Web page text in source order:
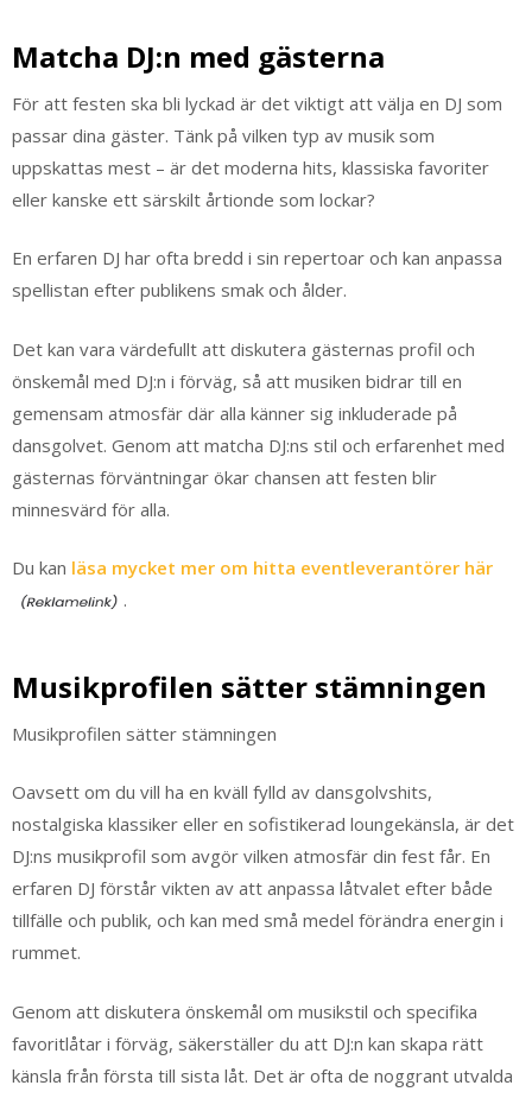
Matcha DJ:n med gästerna
För att festen ska bli lyckad är det viktigt att välja en DJ som
passar dina gäster. Tänk på vilken typ av musik som
uppskattas mest – är det moderna hits, klassiska favoriter
eller kanske ett särskilt årtionde som lockar?
En erfaren DJ har ofta bredd i sin repertoar och kan anpassa
spellistan efter publikens smak och ålder.
Det kan vara värdefullt att diskutera gästernas profil och
önskemål med DJ:n i förväg, så att musiken bidrar till en
gemensam atmosfär där alla känner sig inkluderade på
dansgolvet. Genom att matcha DJ:ns stil och erfarenhet med
gästernas förväntningar ökar chansen att festen blir
minnesvärd för alla.
Du kan läsa mycket mer om hitta eventleverantörer här
.
Musikprofilen sätter stämningen
Musikprofilen sätter stämningen
Oavsett om du vill ha en kväll fylld av dansgolvshits,
nostalgiska klassiker eller en sofistikerad loungekänsla, är det
DJ:ns musikprofil som avgör vilken atmosfär din fest får. En
erfaren DJ förstår vikten av att anpassa låtvalet efter både
tillfälle och publik, och kan med små medel förändra energin i
rummet.
Genom att diskutera önskemål om musikstil och specifika
favoritlåtar i förväg, säkerställer du att DJ:n kan skapa rätt
känsla från första till sista låt. Det är ofta de noggrant utvalda